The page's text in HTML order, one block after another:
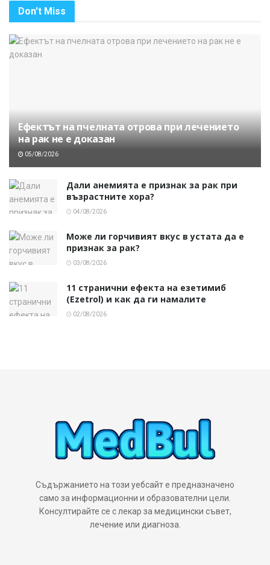
Don't Miss
Ефектът на пчелната отрова при лечението
на рак не е доказан
05/08/2026
Дали анемията е признак за рак при
възрастните хора?
04/08/2026
Може ли горчивият вкус в устата да е
признак за рак?
03/08/2026
11 странични ефекта на езетимиб
(Ezetrol) и как да ги намалите
02/08/2026
Съдържанието на този уебсайт е предназначено
само за информационни и образователни цели.
Консултирайте се с лекар за медицински съвет,
лечение или диагноза.